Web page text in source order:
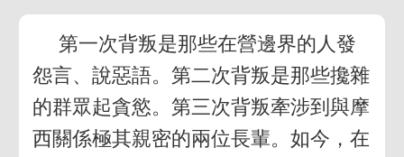
第一次背叛是那些在營邊界的人發
怨言、說惡語。第二次背叛是那些攙雜
的群眾起貪慾。第三次背叛牽涉到與摩
西關係極其親密的兩位長輩。如今，在